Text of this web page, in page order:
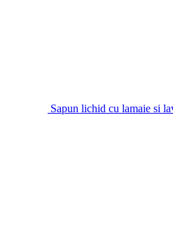
Sapun lichid cu lamaie si